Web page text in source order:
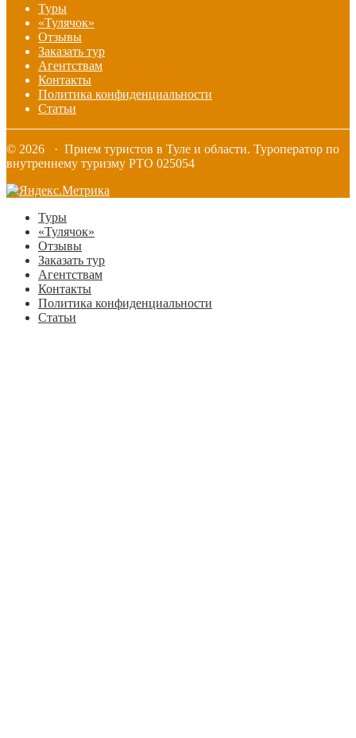
Туры
«Тулячок»
Отзывы
Заказать тур
Агентствам
Контакты
Политика конфиденциальности
Статьи
© 2026 · Прием туристов в Туле и области. Туроператор по
внутреннему туризму РТО 025054
Туры
«Тулячок»
Отзывы
Заказать тур
Агентствам
Контакты
Политика конфиденциальности
Статьи